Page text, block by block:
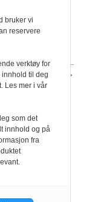
NESTE ARTIKKEL
studenter
bruker vi
reservere
verktøy for
til deg
Les mer i vår
som det
innhold og på
fra